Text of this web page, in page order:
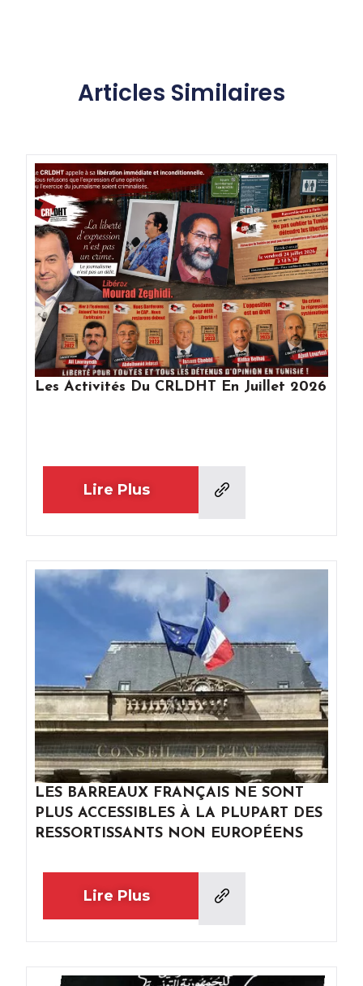
Articles Similaires
Les Activités Du CRLDHT En Juillet 2026
Lire Plus
LES BARREAUX FRANÇAIS NE SONT
PLUS ACCESSIBLES À LA PLUPART DES
RESSORTISSANTS NON EUROPÉENS
Lire Plus